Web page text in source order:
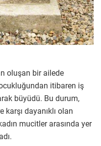
oluşan bir ailede
itibaren iş
büyüdü. Bu durum,
dayanıklı olan
mucitler arasında yer